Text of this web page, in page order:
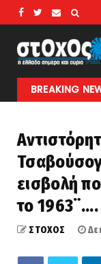
BREAKING
έδινε χρησμούς μέσα
εισβολή
το
ΣΤΟΧΟΣ